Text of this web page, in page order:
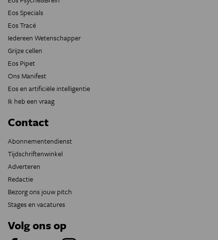
Eos Specials
Eos Tracé
Iedereen Wetenschapper
Grijze cellen
Eos Pipet
Ons Manifest
Eos en artificiële intelligentie
Ik heb een vraag
Contact
Abonnementendienst
Tijdschriftenwinkel
Adverteren
Redactie
Bezorg ons jouw pitch
Stages en vacatures
Volg ons op